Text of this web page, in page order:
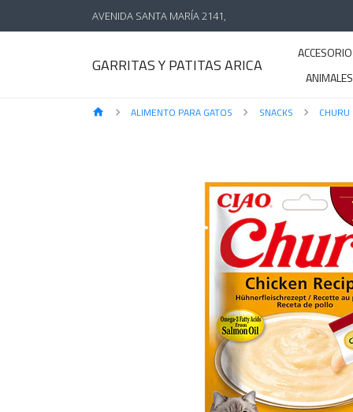
AVENIDA SANTA MARÍA 2141,
GARRITAS Y PATITAS ARICA
ALIMENTO PARA GATOS SNACKS CHURU